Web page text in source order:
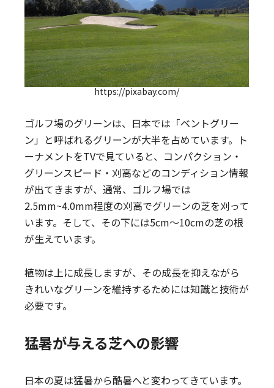
https://pixabay.com/
ゴルフ場のグリーンは、日本では「ベントグリー
ン」と呼ばれるグリーンが大半を占めています。ト
ーナメントをTVで見ていると、コンパクション・
グリーンスピード・刈高などのコンディション情報
が出てきますが、通常、ゴルフ場では
2.5mm~4.0mm程度の刈高でグリーンの芝を刈って
います。そして、その下には5cm～10cmの芝の根
が生えています。
植物は上に成長しますが、その成長を抑えながら
きれいなグリーンを維持するためには知識と技術が
必要です。
猛暑が与える芝への影響
日本の夏は猛暑から酷暑へと変わってきています。